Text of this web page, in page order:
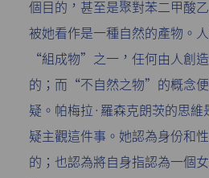
個目的，甚至是聚對苯二甲酸
被她看作是一種自然的產物。
“組成物”之一，任何由人創
的；而“不自然之物”的概念便
疑。帕梅拉·羅森克朗茨的思維
疑主觀這件事。她認為身份和
的；也認為將自身指認為一個